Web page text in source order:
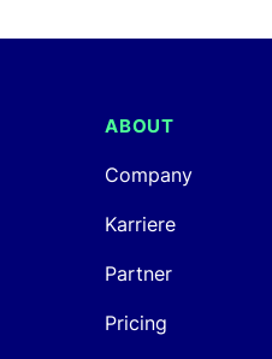
ABOUT
Company
Karriere
Partner
Pricing